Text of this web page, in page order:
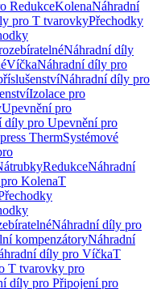
RedukceKolenaNáhradní
pro T tvarovkyPřechodky
Náhradní díly
VíčkaNáhradní díly pro
Náhradní díly pro
Izolace pro
Upevnění pro
díly pro Upevnění pro
ThermSystémové
RedukceNáhradní
KolenaT
Náhradní díly pro
kompenzátoryNáhradní
díly pro VíčkaT
T tvarovky pro
díly pro Připojení pro